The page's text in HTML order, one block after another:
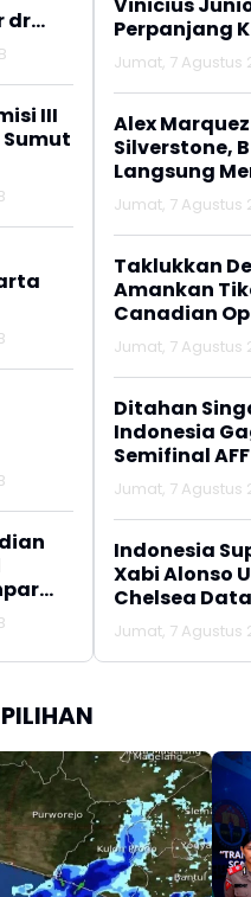
dr
III
Sumut
Perpanjang
Jumat, 7 Agustus
Alex
Silverstone,
Langsung
Jumat, 7 Agustus
Taklukkan
Amankan
Canadian
Jumat, 7 Agustus
Ditahan
Indonesia
Semifinal
Jumat, 7 Agustus
Indonesia
Xabi Alonso
Chelsea
Jumat, 7 Agustus